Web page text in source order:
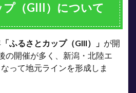
（GIII）について
「ふるさとカップ（GIII）」 が開
の開催が多く、新潟・北陸エ
って地元ラインを形成しま